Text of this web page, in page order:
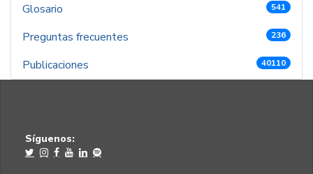
Glosario 541
Preguntas frecuentes 236
Publicaciones 40110
Síguenos: